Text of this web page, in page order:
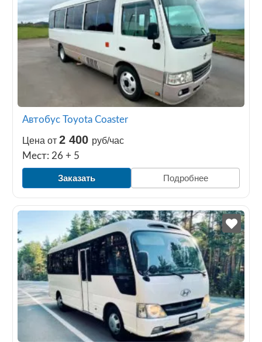
Автобус Toyota Coaster
Цена от 2 400 руб/час
Мест: 26 + 5
Заказать Подробнее